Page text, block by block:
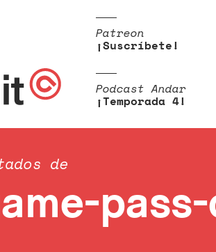
Patreon
¡Suscríbete!
Podcast Andar
¡Temporada 4!
de